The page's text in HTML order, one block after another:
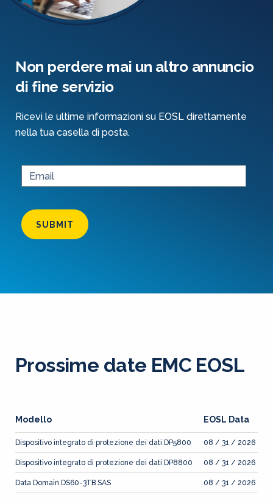
Non perdere mai un altro annuncio
di fine servizio
Ricevi le ultime informazioni su EOSL direttamente
nella tua casella di posta.
SUBMIT
Prossime date EMC EOSL
Modello EOSL Data
Dispositivo integrato di protezione dei dati DP5800 08 / 31 / 2026
Dispositivo integrato di protezione dei dati DP8800 08 / 31 / 2026
Data Domain DS60-3TB SAS 08 / 31 / 2026